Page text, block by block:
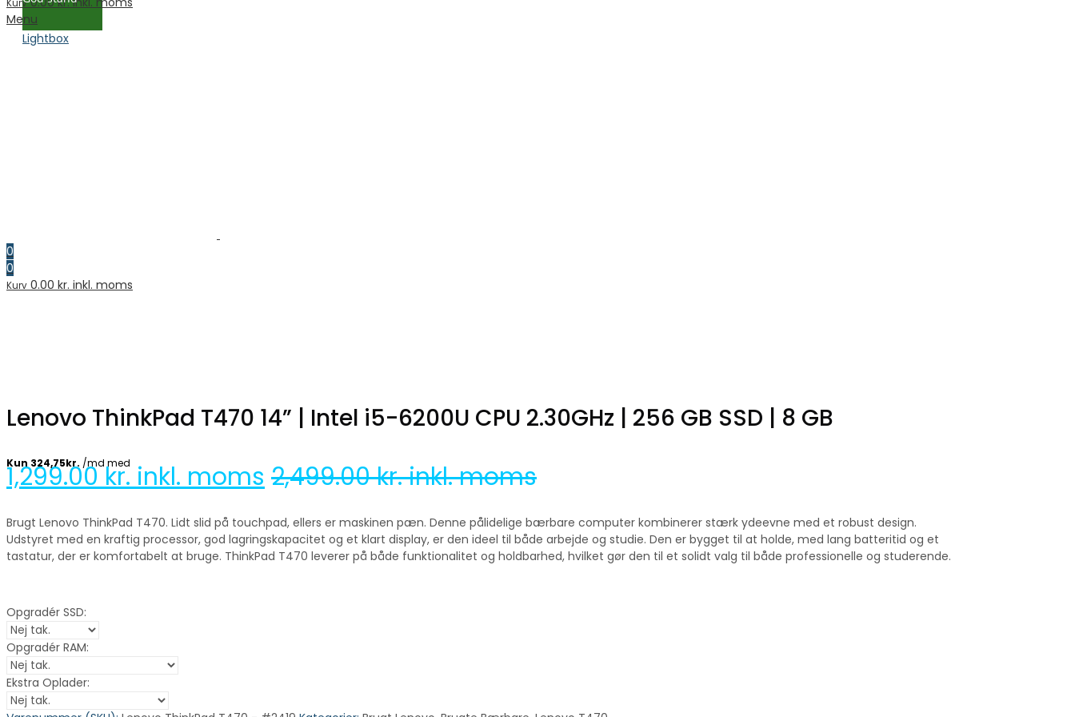
Kurv
Menu
0
0
Kurv 0.00 kr. inkl. moms
Lightbox
Lenovo ThinkPad T470 14” | Intel i5-6200U CPU 2.30GHz | 256 GB SSD | 8 GB
1,299.00kr. inkl. moms 2,499.00kr. inkl. moms
Brugt Lenovo ThinkPad T470. Lidt slid på touchpad, ellers er maskinen pæn. Denne pålidelige bærbare computer kombinerer stærk ydeevne med et robust design.
Udstyret med en kraftig processor, god lagringskapacitet og et klart display, er den ideel til både arbejde og studie. Den er bygget til at holde, med lang batteritid og et
tastatur, der er komfortabelt at bruge. ThinkPad T470 leverer på både funktionalitet og holdbarhed, hvilket gør den til et solidt valg til både professionelle og studerende.
Opgradér SSD:
Opgradér RAM:
Ekstra Oplader: